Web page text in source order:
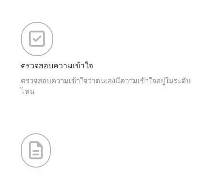
ตรวจสอบความเข้าใจ
ตรวจสอบความเข้าใจว่าตนเองมีความเข้าใจอยู่ในระดับ
ไหน